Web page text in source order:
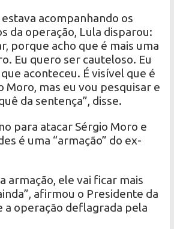
acompanhando os
da operação, Lula disparou:
porque acho que é mais uma
Eu quero ser cauteloso. Eu
aconteceu. É visível que é
Moro, mas eu vou pesquisar e
da sentença”, disse.
para atacar Sérgio Moro e
é uma “armação” do ex-
armação, ele vai ficar mais
afirmou o Presidente da
a operação deflagrada pela